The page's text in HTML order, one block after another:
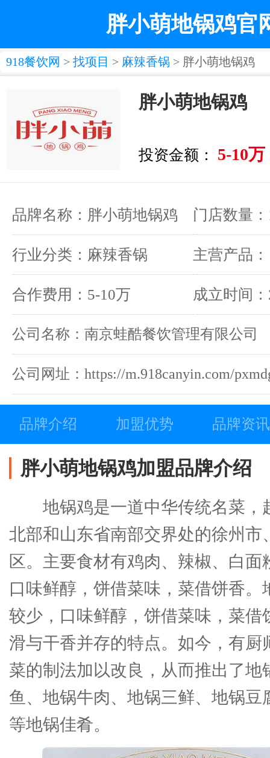
胖小萌地锅鸡官
918餐饮网 > 找项目 > 麻辣香锅 > 胖小萌地锅鸡
胖小萌地锅鸡
投资金额： 5-10万
品牌名称：胖小萌地锅鸡 门店数量
行业分类：麻辣香锅 主营产品：
合作费用：5-10万 成立时间
公司名称：南京蛙酷餐饮管理有限公司
公司网址：https://m.918canyin.com/
品牌介绍 加盟优势 品牌资讯
胖小萌地锅鸡加盟品牌介绍
地锅鸡是一道中华传统名菜，
北部和山东省南部交界处的徐州市
区。主要食材有鸡肉、辣椒、白面
口味鲜醇，饼借菜味，菜借饼香。
较少，口味鲜醇，饼借菜味，菜借
滑与干香并存的特点。如今，有厨
菜的制法加以改良，从而推出了地
鱼、地锅牛肉、地锅三鲜、地锅豆
等地锅佳肴。